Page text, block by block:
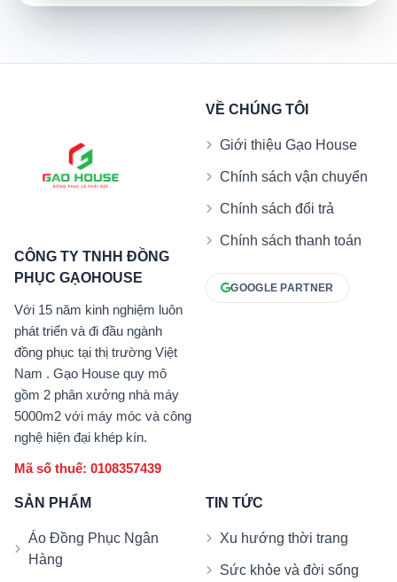
CÔNG TY TNHH ĐỒNG
PHỤC GẠOHOUSE
Với 15 năm kinh nghiệm luôn
phát triển và đi đầu ngành
đồng phục tại thị trường Việt
Nam . Gạo House quy mô
gồm 2 phân xưởng nhà máy
5000m2 với máy móc và công
nghệ hiện đại khép kín.
Mã số thuế: 0108357439
VỀ CHÚNG TÔI
Giới thiệu Gạo House
Chính sách vận chuyển
Chính sách đổi trả
Chính sách thanh toán
GOOGLE PARTNER
SẢN PHẨM
Áo Đồng Phục Ngân
Hàng
TIN TỨC
Xu hướng thời trang
Sức khỏe và đời sống